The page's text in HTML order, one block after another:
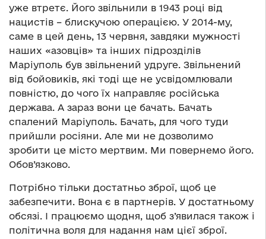
уже втретє. Його звільнили в 1943 році від
нацистів – блискучою операцією. У 2014-му,
саме в цей день, 13 червня, завдяки мужності
наших «азовців» та інших підрозділів
Маріуполь був звільнений удруге. Звільнений
від бойовиків, які тоді ще не усвідомлювали
повністю, до чого їх направляє російська
держава. А зараз вони це бачать. Бачать
спалений Маріуполь. Бачать, для чого туди
прийшли росіяни. Але ми не дозволимо
зробити це місто мертвим. Ми повернемо його.
Обов’язково.
Потрібно тільки достатньо зброї, щоб це
забезпечити. Вона є в партнерів. У достатньому
обсязі. І працюємо щодня, щоб з’явилася також і
політична воля для надання нам цієї зброї.